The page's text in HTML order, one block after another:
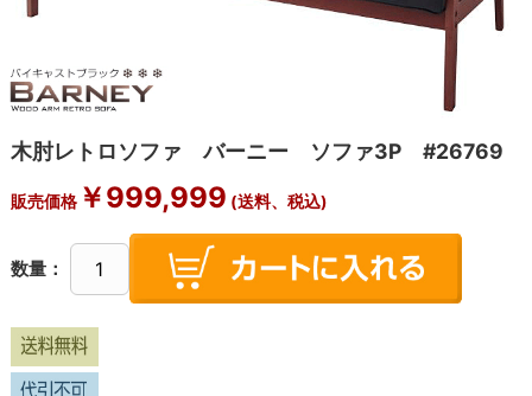
木肘レトロソファ バーニー ソファ3P #26769
販売価格￥999,999 (送料、税込)
数量：